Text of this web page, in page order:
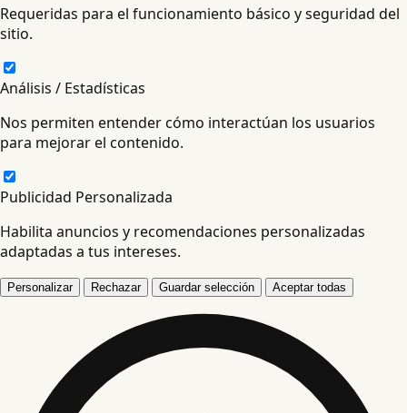
Requeridas para el funcionamiento básico y seguridad del
sitio.
Análisis / Estadísticas
Nos permiten entender cómo interactúan los usuarios
para mejorar el contenido.
Publicidad Personalizada
Habilita anuncios y recomendaciones personalizadas
adaptadas a tus intereses.
Personalizar Rechazar Guardar selección Aceptar todas